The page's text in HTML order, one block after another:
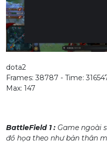
dota2
Frames: 38787 - Time:
Max: 147
BattleField 1 : Game ngoài
đồ họa theo như bản thân